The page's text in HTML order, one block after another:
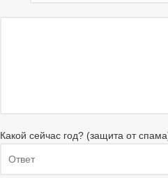
Какой сейчас год? (защита от